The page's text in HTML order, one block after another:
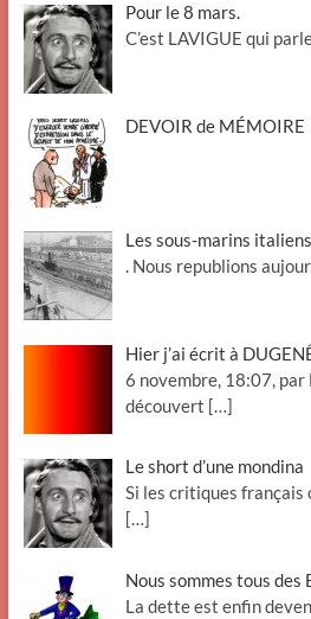
Pour le 8 mars.
C’est LAVIGUE qui
DEVOIR de MÉMOIRE
Les sous-marins
. Nous republions
Hier j’ai écrit à
6 novembre, 18:07, par
découvert […]
Le short d’une mondina
Si les critiques français
[…]
Nous sommes tous des
La dette est enfin